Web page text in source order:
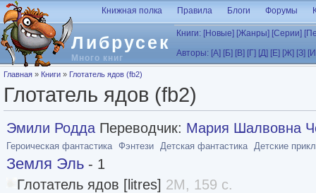
Перейти к основному содержанию
Либрусек
Много книг
Книжная полка Правила Блоги Форумы
Книги: [Новые] [Жанры] [Серии]
Авторы: [А] [Б] [В] [Г] [Д] [Е] [Ж] [З]
Вы здесь
Главная » Книги » Глотатель ядов (fb2)
Глотатель ядов (fb2)
Эмили Родда Переводчик: Мария Шалвовна
Героическая фантастика Фэнтези Детская фантастика Детские
Земля Эль - 1
Глотатель ядов [litres] 2M, 159 с.